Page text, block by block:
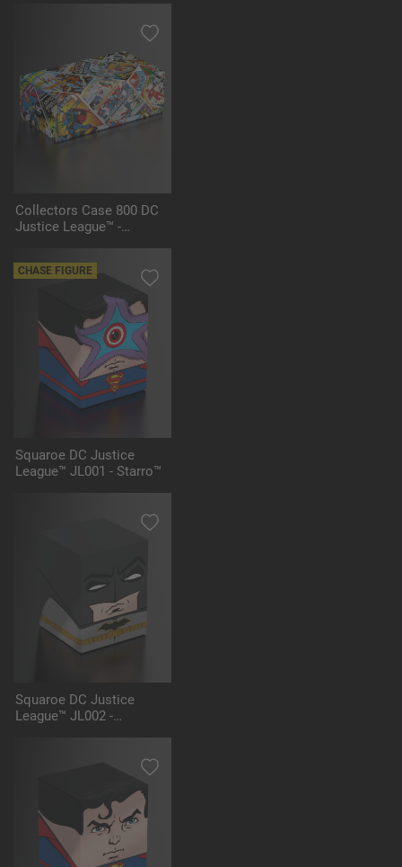
Collectors Case 800 DC
Justice League™ -
CHASE FIGURE
Squaroe DC Justice
League™ JL001 - Starro™
Squaroe DC Justice
League™ JL002 -